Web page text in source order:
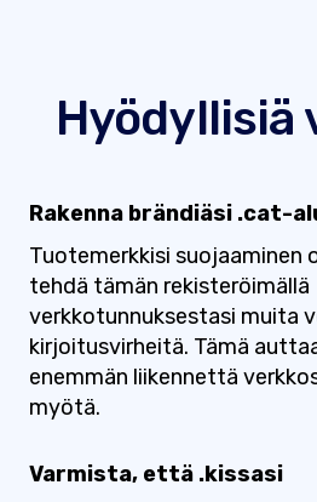
Hyödyllisiä
Rakenna brändiäsi .cat-
Tuotemerkkisi suojaaminen
tehdä tämän rekisteröimällä
verkkotunnuksestasi muita
kirjoitusvirheitä. Tämä
enemmän liikennettä
myötä.
Varmista, että .kissasi